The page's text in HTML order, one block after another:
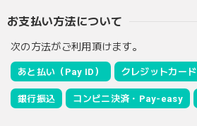
お支払い方法について
次の方法がご利用頂けます。
あと払い（Pay ID） クレジットカード
銀行振込 コンビニ決済・Pay-easy